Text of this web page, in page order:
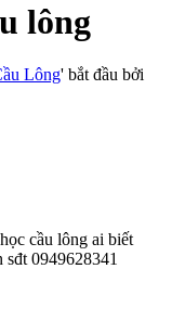
lông
Lông' bắt đầu bởi
cầu lông ai biết
sđt 0949628341